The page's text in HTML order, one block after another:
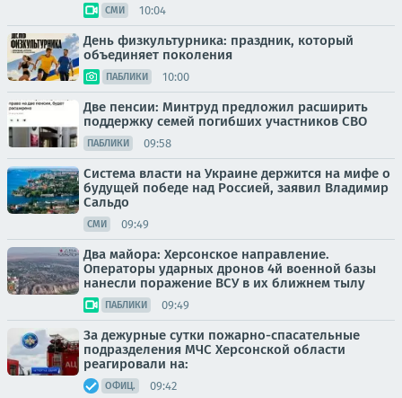
СМИ 10:04
День физкультурника: праздник, который
объединяет поколения
ПАБЛИКИ 10:00
Две пенсии: Минтруд предложил расширить
поддержку семей погибших участников СВО
ПАБЛИКИ 09:58
Система власти на Украине держится на мифе о
будущей победе над Россией, заявил Владимир
Сальдо
СМИ 09:49
Два майора: Херсонское направление.
Операторы ударных дронов 4й военной базы
нанесли поражение ВСУ в их ближнем тылу
ПАБЛИКИ 09:49
За дежурные сутки пожарно-спасательные
подразделения МЧС Херсонской области
реагировали на:
ОФИЦ. 09:42